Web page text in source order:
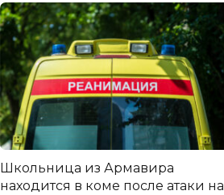
Школьница из Армавира
находится в коме после атаки на